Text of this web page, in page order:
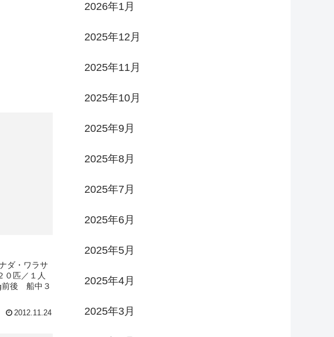
ダ・ワラサ
匹／１人
前後 船中３
2012.11.24
2026年1月
2025年12月
2025年11月
2025年10月
2025年9月
2025年8月
2025年7月
2025年6月
2025年5月
2025年4月
2025年3月